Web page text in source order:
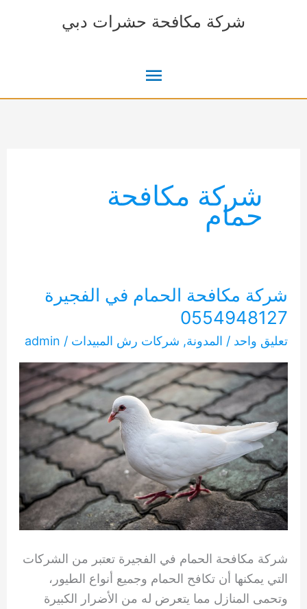
شركة مكافحة حشرات دبي
القائمة
شركة مكافحة
حمام
شركة مكافحة الحمام في الفجيرة
0554948127
تعليق واحد / المدونة, شركات رش المبيدات /
admin
شركة مكافحة الحمام في الفجيرة تعتبر من الشركات
التي يمكنها أن تكافح الحمام وجميع أنواع الطيور،
وتحمى المنازل مما يتعرض له من الأضرار الكبيرة